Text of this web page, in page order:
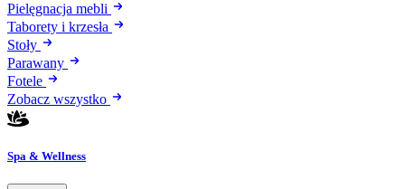
Pielęgnacja mebli
Taborety i krzesła
Stoły
Parawany
Fotele
Zobacz wszystko
Spa & Wellness